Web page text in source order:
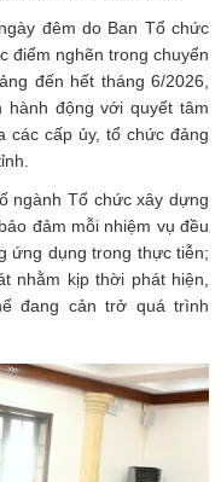
đêm do Ban Tổ chức
điểm nghẽn trong chuyển
đến hết tháng 6/2026,
hành động với quyết tâm
các cấp ủy, tổ chức đảng
ngành Tổ chức xây dựng
đảm mỗi nhiệm vụ đều
ứng dụng trong thực tiễn;
nhằm kịp thời phát hiện,
đang cản trở quá trình